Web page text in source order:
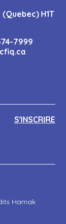
H1T
7999
Hamak